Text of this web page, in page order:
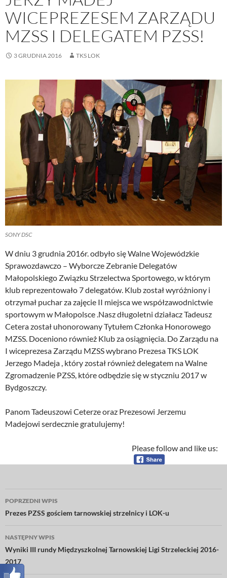
WICEPREZESEM ZARZĄDU
MZSS I DELEGATEM PZSS!
3 GRUDNIA 2016 TKS LOK
SONY DSC
W dniu 3 grudnia 2016r. odbyło się Walne Wojewódzkie
Sprawozdawczo – Wyborcze Zebranie Delegatów
Małopolskiego Związku Strzelectwa Sportowego, w którym
klub reprezentowało 7 delegatów. Klub został wyróżniony i
otrzymał puchar za zajęcie II miejsca we współzawodnictwie
sportowym w Małopolsce .Nasz długoletni działacz Tadeusz
Cetera został uhonorowany Tytułem Członka Honorowego
MZSS. Doceniono również Klub za osiągnięcia. Do Zarządu na
I wiceprezesa Zarządu MZSS wybrano Prezesa TKS LOK
Jerzego Madeja , który został również delegatem na Walne
Zgromadzenie PZSS, które odbędzie się w styczniu 2017 w
Bydgoszczy.
Panom Tadeuszowi Ceterze oraz Prezesowi Jerzemu
Madejowi serdecznie gratulujemy!
Please follow and like us:
Nawigacja
wpisu
POPRZEDNI WPIS
Prezes PZSS gościem tarnowskiej strzelnicy i LOK-u
NASTĘPNY WPIS
Wyniki III rundy Międzyszkolnej Tarnowskiej Ligi Strzeleckiej 2016-
2017